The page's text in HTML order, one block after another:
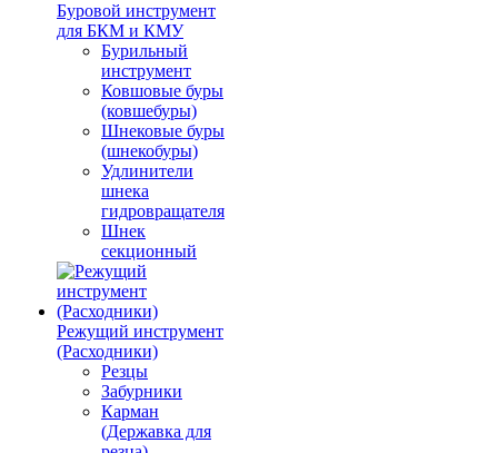
Буровой инструмент
для БКМ и КМУ
Бурильный
инструмент
Ковшовые буры
(ковшебуры)
Шнековые буры
(шнекобуры)
Удлинители
шнека
гидровращателя
Шнек
секционный
Режущий инструмент
(Расходники)
Резцы
Забурники
Карман
(Державка для